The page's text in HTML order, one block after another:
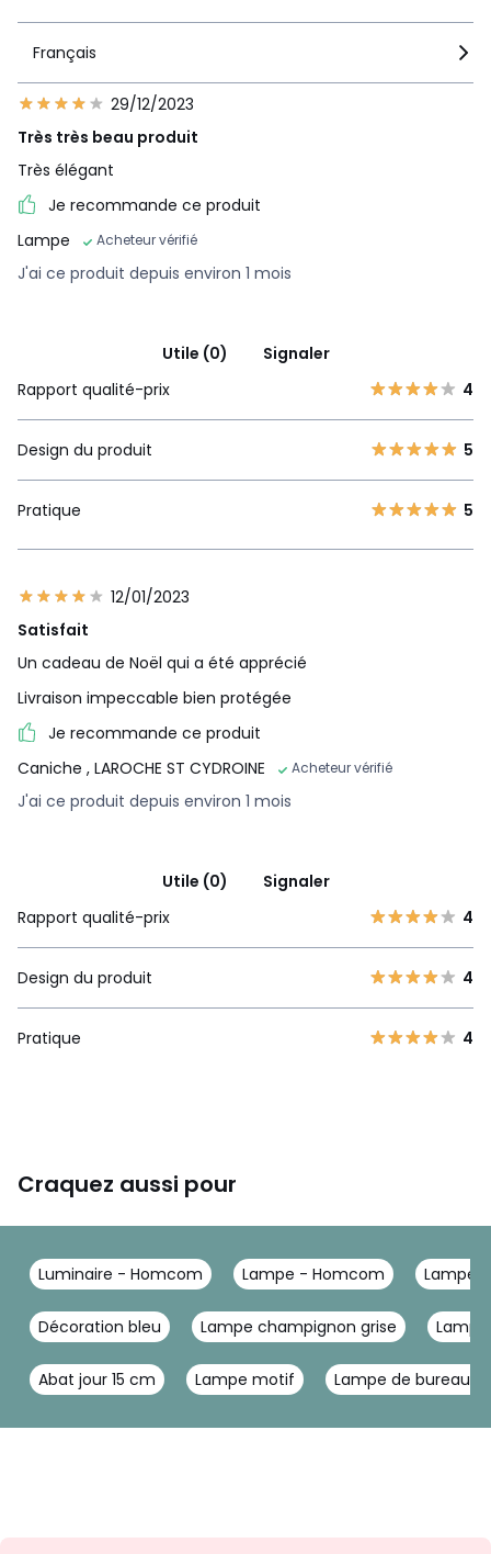
Français
29/12/2023
Très très beau produit
Très élégant
Je recommande ce produit
Lampe
Acheteur vérifié
J'ai ce produit depuis environ 1 mois
Utile (0)
Signaler
Rapport qualité-prix
4
Design du produit 5
Pratique 5
12/01/2023
Satisfait
Un cadeau de Noël qui a été apprécié
Livraison impeccable bien protégée
Je recommande ce produit
Caniche , LAROCHE ST CYDROINE Acheteur vérifié
J'ai ce produit depuis environ 1 mois
Utile (0)
Signaler
Rapport qualité-prix
4
Design du produit 4
Pratique 4
Craquez aussi pour
Luminaire - Homcom Lampe - Homcom Lampe
Décoration bleu Lampe champignon grise
Abat jour 15 cm Lampe motif Lampe de bureau